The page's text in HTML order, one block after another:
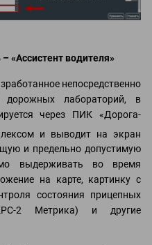
«Ассистент водителя»
непосредственно
дорожных лабораторий, в
через ПИК «Дорога-
и выводит на экран
и предельно допустимую
выдерживать во время
на карте, картинку с
состояния прицепных
2 Метрика) и другие